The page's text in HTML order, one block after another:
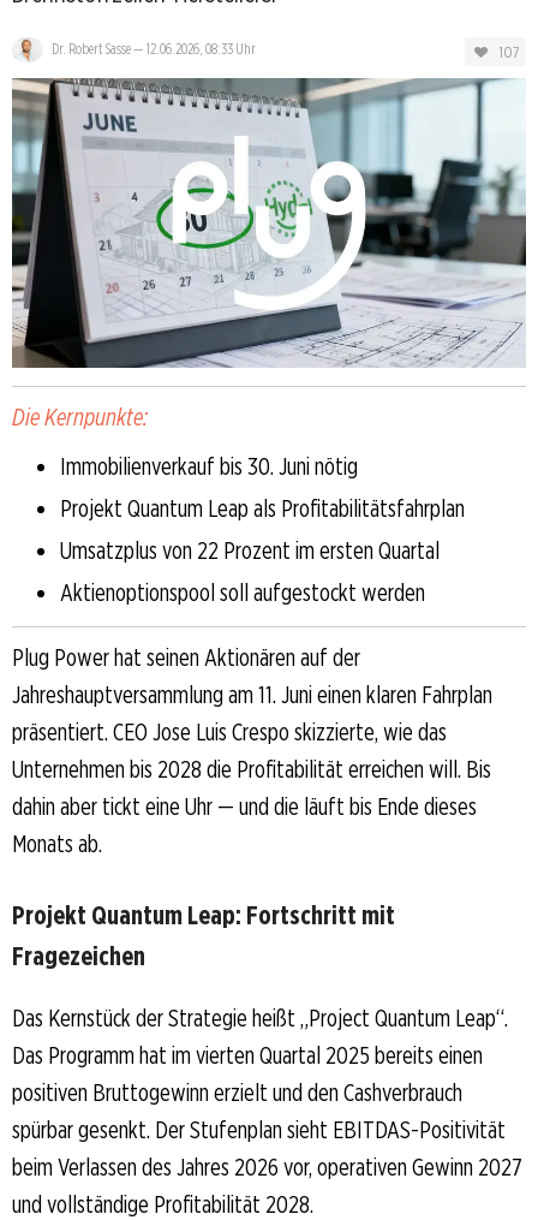
Dr. Robert Sasse— 12.06.2026, 08:33 Uhr 107
Die Kernpunkte:
Immobilienverkauf bis 30. Juni nötig
Projekt Quantum Leap als Profitabilitätsfahrplan
Umsatzplus von 22 Prozent im ersten Quartal
Aktienoptionspool soll aufgestockt werden
Plug Power hat seinen Aktionären auf der
Jahreshauptversammlung am 11. Juni einen klaren Fahrplan
präsentiert. CEO Jose Luis Crespo skizzierte, wie das
Unternehmen bis 2028 die Profitabilität erreichen will. Bis
dahin aber tickt eine Uhr — und die läuft bis Ende dieses
Monats ab.
Projekt Quantum Leap: Fortschritt mit
Fragezeichen
Das Kernstück der Strategie heißt „Project Quantum Leap“.
Das Programm hat im vierten Quartal 2025 bereits einen
positiven Bruttogewinn erzielt und den Cashverbrauch
spürbar gesenkt. Der Stufenplan sieht EBITDAS-Positivität
beim Verlassen des Jahres 2026 vor, operativen Gewinn 2027
und vollständige Profitabilität 2028.